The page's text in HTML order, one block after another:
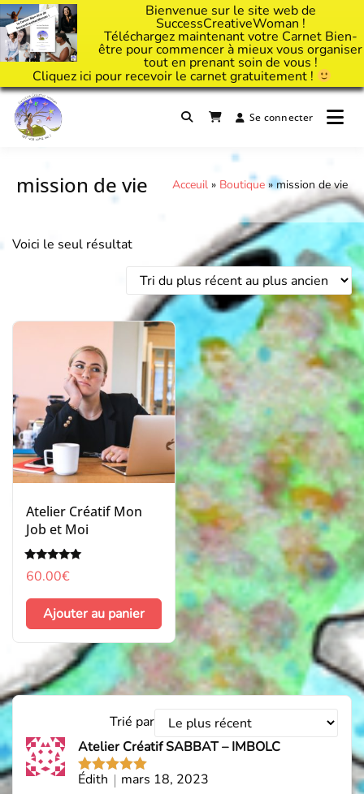
Bienvenue sur le site web de
SuccessCreativeWoman !
Téléchargez maintenant votre Carnet Bien-
être pour commencer à mieux vous organiser
tout en prenant soin de vous !
Cliquez ici pour recevoir le carnet gratuitement !
Passer
contenu
Il est temps d'ART'ivez votre vie !Se connecter
mission de vie Acceuil » Boutique »mission de vie
Voici le seul résultat
Atelier Créatif Mon
Job et Moi
Note
5.00
60.00€
Ajouter au panier
Trié parTrier
avis
par
Note5
sur
Atelier Créatif SABBAT – IMBOLC
Édith
mars 18, 2023